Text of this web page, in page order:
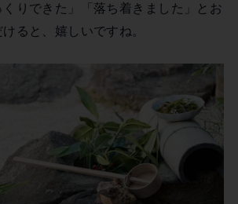
りできた」「落ち着きました」とお
ると、嬉しいですね。